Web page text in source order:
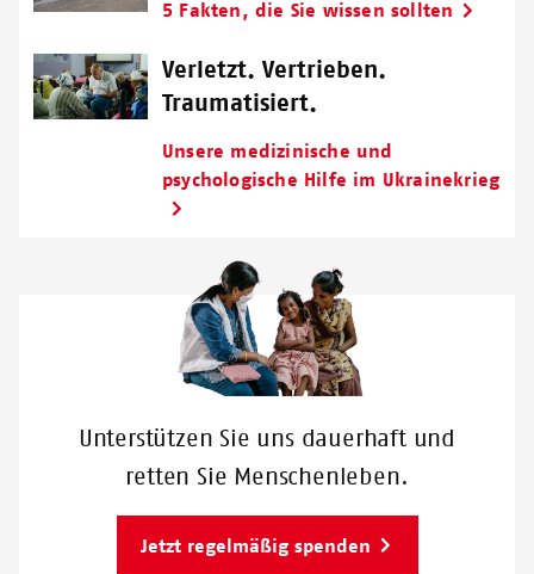
5 Fakten, die Sie wissen sollten
Verletzt. Vertrieben.
Traumatisiert.
Unsere medizinische und
psychologische Hilfe im Ukrainekrieg
Unterstützen Sie uns dauerhaft und
retten Sie Menschenleben.
Jetzt regelmäßig spenden